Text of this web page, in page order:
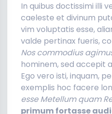
In quibus doctissimi illi
caeleste et divinum
vim voluptatis esse,
valde pertinax fueris,
Nos commodius
hominem, sed accepit
Ego vero isti, inquam,
exemplis hoc facere
esse Metellum quam
primum fortasse